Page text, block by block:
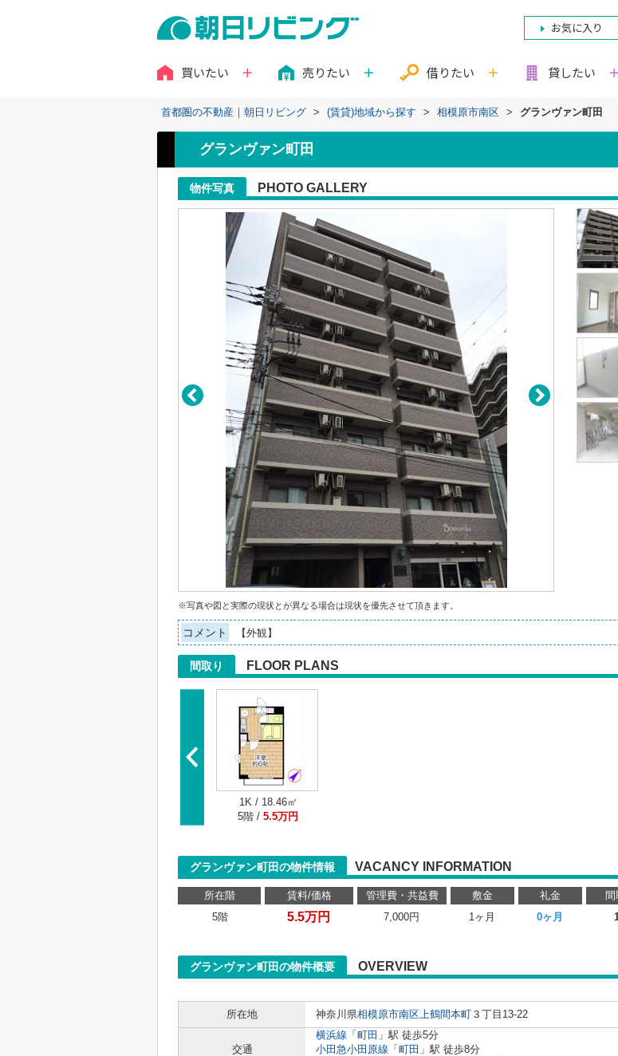
お気に入り
買いたい 売りたい 借りたい 貸したい
首都圏の不動産｜朝日リビング > (賃貸)地域から探す > 相模原市南区 > グランヴァン町田
グランヴァン町田
物件写真 PHOTO GALLERY
※写真や図と実際の現状とが異なる場合は現状を優先させて頂きます。
コメント 【外観】
間取り FLOOR PLANS
1K / 18.46㎡
5階 / 5.5万円
グランヴァン町田の物件情報 VACANCY INFORMATION
所在階 賃料/価格 管理費・共益費 敷金 礼金 間
5階
5.5万円 7,000円 1ヶ月 0ヶ月
グランヴァン町田の物件概要 OVERVIEW
所在地
神奈川県相模原市南区上鶴間本町 ３丁目13-22
交通
横浜線 「 町田 」駅 徒歩5分
小田急小田原線 「 町田 」駅 徒歩8分